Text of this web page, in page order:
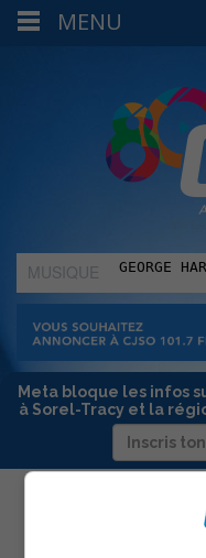
MUSIQUE
:
Meta bloque les infos
à Sorel-Tracy et la
MENU